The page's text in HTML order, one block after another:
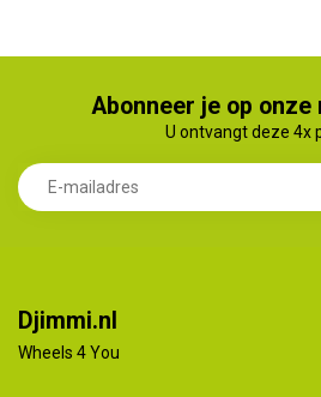
Abonneer je op
U ontvangt deze 4x
Djimmi.nl
Wheels 4 You